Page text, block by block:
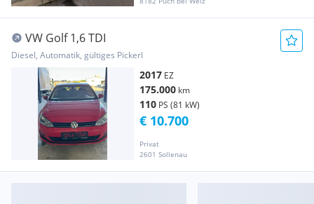
VW Golf 1,6 TDI
Diesel, Automatik, gültiges Pickerl
2017 EZ
175.000 km
110 PS (81 kW)
Privat
2601 Sollenau
€ 10.700